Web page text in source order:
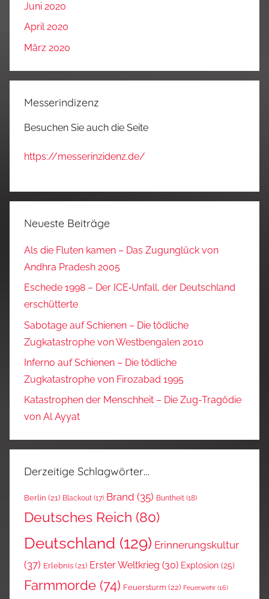
Juni 2020
April 2020
März 2020
Messerindizenz
Besuchen Sie auch die Seite
https://messerinzidenz.de/
Neueste Beiträge
Als die Fluten kamen – Das Zugunglück von
Andhra Pradesh 2005
Eschede 1998 – Der ICE‑Unfall, der Deutschland
erschütterte
Sabotage auf Schienen – Die tödliche
Zugkatastrophe von Westbengalen 2010
Inferno auf Schienen – Die tödliche
Zugkatastrophe von Firozabad 1995
Katastrophen der Menschheit – Die Zug-Tragödie
von Al Ayyat
Derzeitige Schlagwörter…
Berlin (21) Blackout (17) Brand (35) Buntheit (18)
Deutsches Reich (80)
Deutschland (129) Erinnerungskultur
(37) Erlebnis (21) Erster Weltkrieg (30) Explosion (25)
Farmmorde (74) Feuersturm (22) Feuerwehr (16)